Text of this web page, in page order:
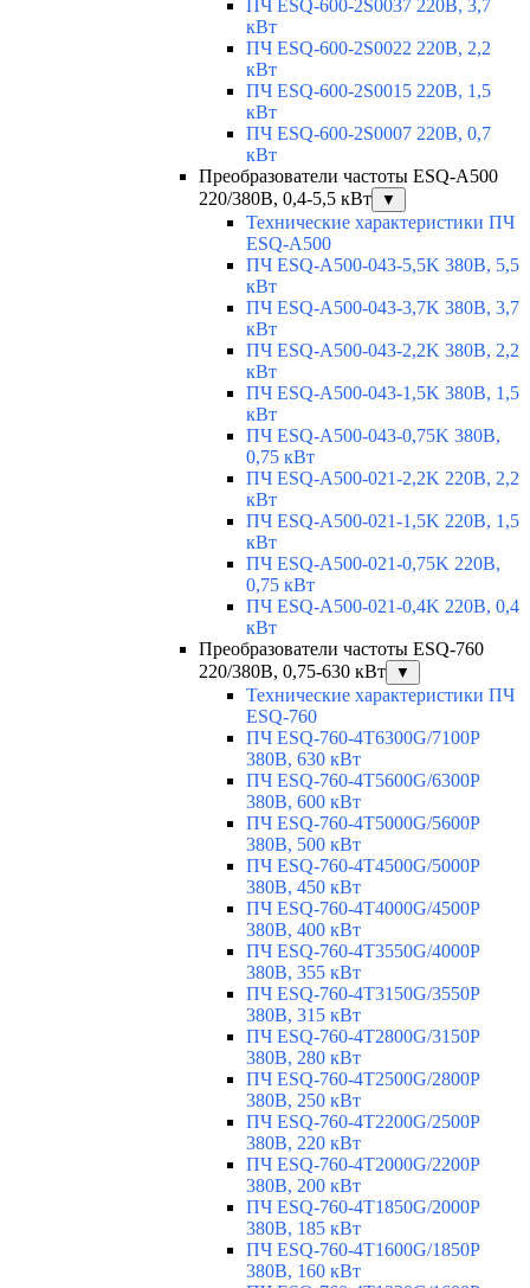
ПЧ ESQ-600-2S0037 220В, 3,7
кВт
ПЧ ESQ-600-2S0022 220В, 2,2
кВт
ПЧ ESQ-600-2S0015 220В, 1,5
кВт
ПЧ ESQ-600-2S0007 220В, 0,7
кВт
Преобразователи частоты ESQ-A500
220/380В, 0,4-5,5 кВт
▼
Технические характеристики ПЧ
ESQ-A500
ПЧ ESQ-A500-043-5,5K 380В, 5,5
кВт
ПЧ ESQ-A500-043-3,7K 380В, 3,7
кВт
ПЧ ESQ-A500-043-2,2K 380В, 2,2
кВт
ПЧ ESQ-A500-043-1,5K 380В, 1,5
кВт
ПЧ ESQ-A500-043-0,75K 380В,
0,75 кВт
ПЧ ESQ-A500-021-2,2K 220В, 2,2
кВт
ПЧ ESQ-A500-021-1,5K 220В, 1,5
кВт
ПЧ ESQ-A500-021-0,75K 220В,
0,75 кВт
ПЧ ESQ-A500-021-0,4K 220В, 0,4
кВт
Преобразователи частоты ESQ-760
220/380В, 0,75-630 кВт
▼
Технические характеристики ПЧ
ESQ-760
ПЧ ESQ-760-4T6300G/7100P
380В, 630 кВт
ПЧ ESQ-760-4T5600G/6300P
380В, 600 кВт
ПЧ ESQ-760-4T5000G/5600P
380В, 500 кВт
ПЧ ESQ-760-4T4500G/5000P
380В, 450 кВт
ПЧ ESQ-760-4T4000G/4500P
380В, 400 кВт
ПЧ ESQ-760-4T3550G/4000P
380В, 355 кВт
ПЧ ESQ-760-4T3150G/3550P
380В, 315 кВт
ПЧ ESQ-760-4T2800G/3150P
380В, 280 кВт
ПЧ ESQ-760-4T2500G/2800P
380В, 250 кВт
ПЧ ESQ-760-4T2200G/2500P
380В, 220 кВт
ПЧ ESQ-760-4T2000G/2200P
380В, 200 кВт
ПЧ ESQ-760-4T1850G/2000P
380В, 185 кВт
ПЧ ESQ-760-4T1600G/1850P
380В, 160 кВт